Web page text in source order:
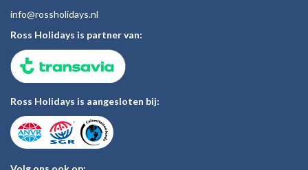
info@rossholidays.nl
Ross Holidays is partner van:
Ross Holidays is aangesloten bij: